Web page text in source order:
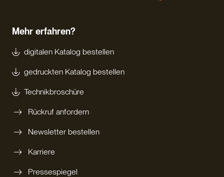
Mehr erfahren?
digitalen Katalog bestellen
gedruckten Katalog bestellen
Technikbroschüre
Rückruf anfordern
Newsletter bestellen
Karriere
Pressespiegel